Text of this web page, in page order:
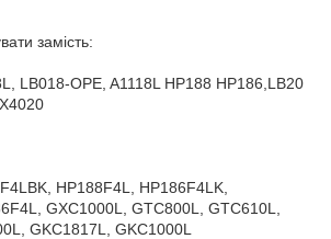
замість:
LB018-OPE, A1118L HP188 HP186,LB20
HP188F4L, HP186F4LK,
GXC1000L, GTC800L, GTC610L,
GKC1817L, GKC1000L